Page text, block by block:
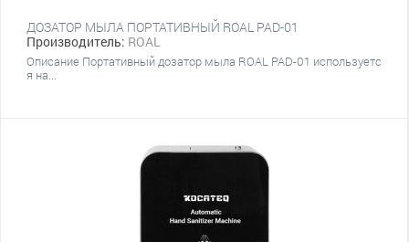
ДОЗАТОР МЫЛА ПОРТАТИВНЫЙ ROAL PAD-01
Производитель: ROAL
Описание Портативный дозатор мыла ROAL PAD-01 используетс
я на...